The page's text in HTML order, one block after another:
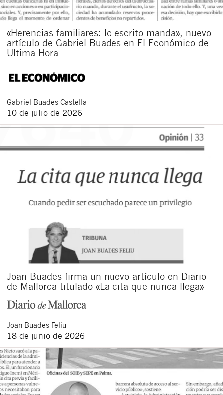
«Herencias familiares: lo escrito manda», nuevo
artículo de Gabriel Buades en El Económico de
Ultima Hora
Gabriel Buades Castella
10 de julio de 2026
Joan Buades firma un nuevo artículo en Diario
de Mallorca titulado «La cita que nunca llega»
Joan Buades Feliu
18 de junio de 2026